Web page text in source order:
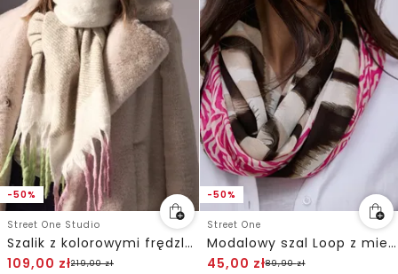
-50%
Street One Studio
Szalik z kolorowymi frędzlami
109,00 zł219,00zł
-50%
Street One
Modalowy szal Loop z mieszanką wzorów
45,00 zł89,90zł